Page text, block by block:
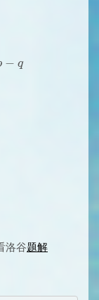
− q
洛谷题解